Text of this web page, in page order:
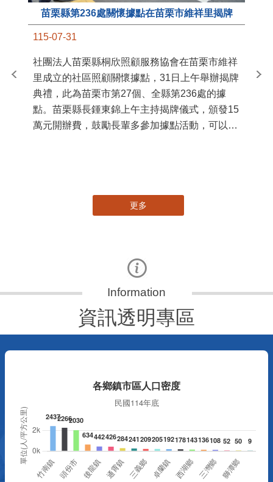
苗栗縣第236處關懷據點在苗栗市維祥里揭牌
115-07-31
社團法人苗栗縣桐欣照顧服務協會在苗栗市維祥
里成立的社區照顧關懷據點，31日上午舉辦揭牌
典禮，此為苗栗市第27個、全縣第236處的據
點。苗栗縣長鍾東錦上午主持揭牌儀式，頒發15
萬元開辦費，鼓勵長輩多參加據點活動，可以更
苗
更多
資訊透明專區